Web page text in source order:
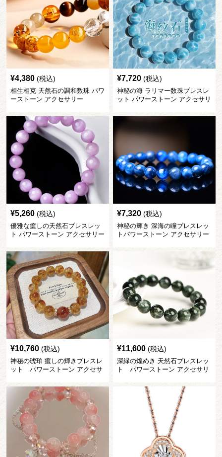
¥4,380 (税込)
相生相克 天然石の調和数珠 パワ
ーストーン アクセサリー
¥7,720 (税込)
神秘の海 ラリマー数珠ブレスレ
ット パワーストーン アクセサリ
¥5,260 (税込)
優雅な癒しの天然石ブレスレッ
ト パワーストーン アクセサリー
¥7,320 (税込)
神秘の輝き 深海の瞳ブレスレッ
トパワーストーン アクセサリー
¥10,760 (税込)
神秘の琥珀 癒しの輝きブレスレ
ット パワーストーン アクセサ
¥11,600 (税込)
深緑の煌めき 天然石ブレスレッ
ト パワーストーン アクセサリ